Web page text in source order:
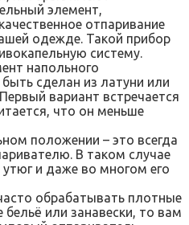
элемент,
отпаривание
одежде. Такой прибор
систему.
напольного
сделан из латуни или
вариант встречается
что он меньше
положении – это всегда
В таком случае
и даже во многом его
обрабатывать плотные
или занавески, то вам